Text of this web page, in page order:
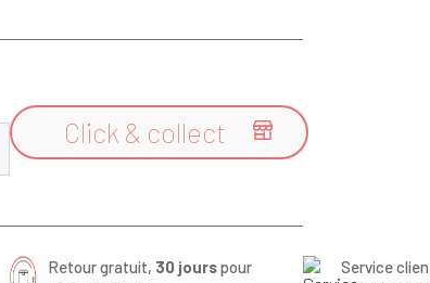

Click & collect
Retour gratuit, 30 jourspour
Service